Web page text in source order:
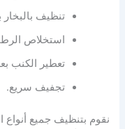
تنظيف
استخلاص
تعطير الكنب
تجفيف سريع.
نقوم بتنظيف جميع أنواع